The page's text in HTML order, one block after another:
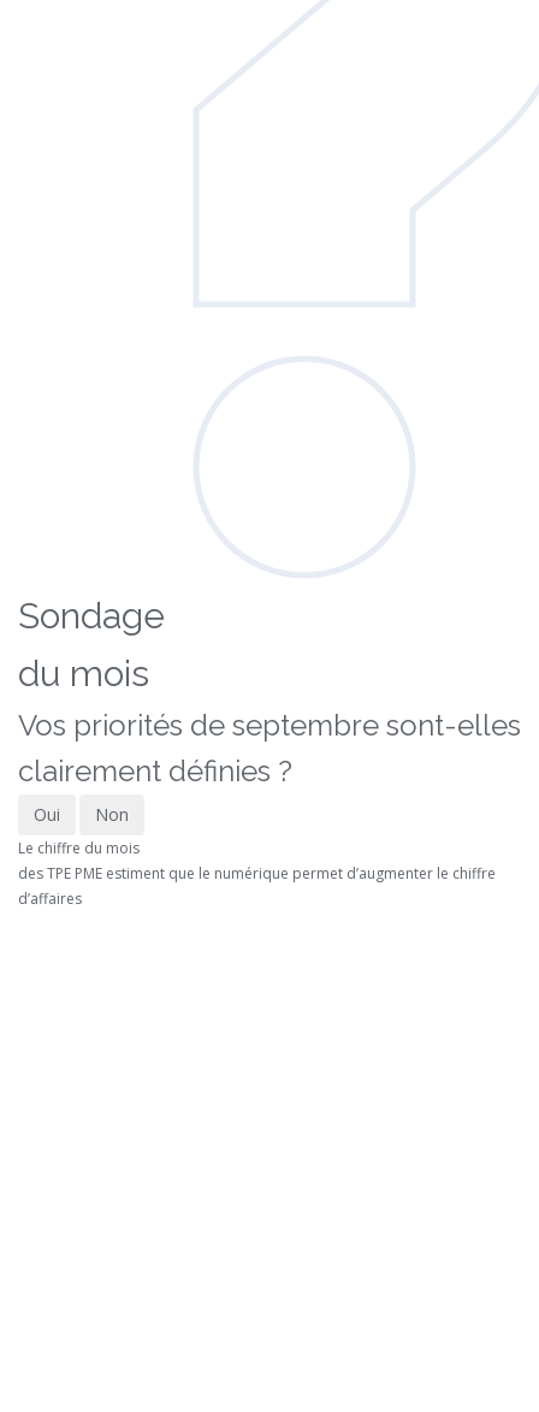
Sondage
du mois
Vos priorités de septembre sont-elles
clairement définies ?
Oui Non
Le chiffre du mois
des TPE PME estiment que le numérique permet d’augmenter le chiffre
d’affaires